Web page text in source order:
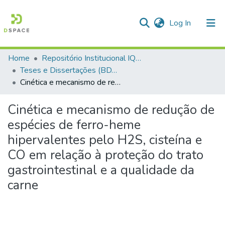
Log In (current)
Communities & Collections
All of DSpace
Statistics
Home
Repositório Institucional IQSC
Teses e Dissertações (BDTD USP)
Cinética e mecanismo de redução de espécies de ferro-heme hipervalentes pelo H2S, cisteína e CO em relação à proteção do trato gastrointestinal e a qualidade da carne
Cinética e mecanismo de redução de
espécies de ferro-heme
hipervalentes pelo H2S, cisteína e
CO em relação à proteção do trato
gastrointestinal e a qualidade da
carne